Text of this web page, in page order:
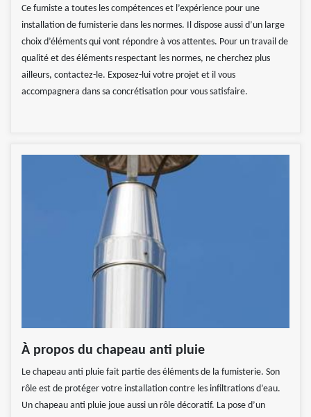
Ce fumiste a toutes les compétences et l’expérience pour une
installation de fumisterie dans les normes. Il dispose aussi d’un large
choix d’éléments qui vont répondre à vos attentes. Pour un travail de
qualité et des éléments respectant les normes, ne cherchez plus
ailleurs, contactez-le. Exposez-lui votre projet et il vous
accompagnera dans sa concrétisation pour vous satisfaire.
À propos du chapeau anti pluie
Le chapeau anti pluie fait partie des éléments de la fumisterie. Son
rôle est de protéger votre installation contre les infiltrations d’eau.
Un chapeau anti pluie joue aussi un rôle décoratif. La pose d’un